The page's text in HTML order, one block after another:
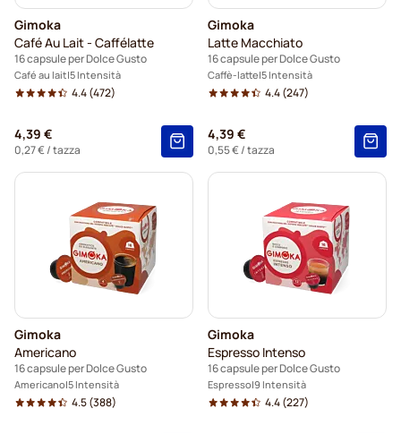
Gimoka
Café Au Lait - Caffélatte
16 capsule per Dolce Gusto
Café au lait 5 Intensità
4.4(472)
4,39 €
0,27 €/ tazza
Gimoka
Latte Macchiato
16 capsule per Dolce Gusto
Caffè-latte 5 Intensità
4.4(247)
4,39 €
0,55 €/ tazza
Gimoka
Americano
16 capsule per Dolce Gusto
Americano 5 Intensità
4.5(388)
Gimoka
Espresso Intenso
16 capsule per Dolce Gusto
Espresso 9 Intensità
4.4(227)